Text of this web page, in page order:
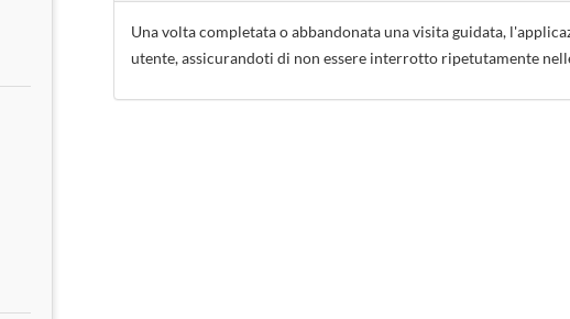
Una volta completata o abbandonata una visita guidata,
utente, assicurandoti di non essere interrotto ripetutamente